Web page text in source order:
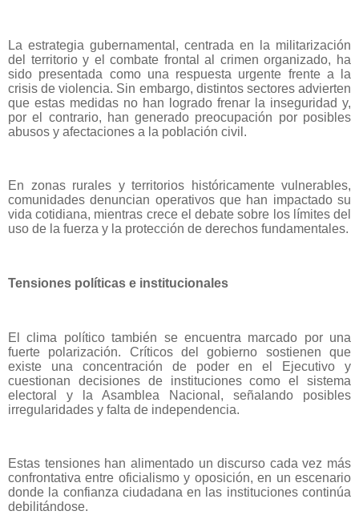
La estrategia gubernamental, centrada en la militarización
del territorio y el combate frontal al crimen organizado, ha
sido presentada como una respuesta urgente frente a la
crisis de violencia. Sin embargo, distintos sectores advierten
que estas medidas no han logrado frenar la inseguridad y,
por el contrario, han generado preocupación por posibles
abusos y afectaciones a la población civil.
En zonas rurales y territorios históricamente vulnerables,
comunidades denuncian operativos que han impactado su
vida cotidiana, mientras crece el debate sobre los límites del
uso de la fuerza y la protección de derechos fundamentales.
Tensiones políticas e institucionales
El clima político también se encuentra marcado por una
fuerte polarización. Críticos del gobierno sostienen que
existe una concentración de poder en el Ejecutivo y
cuestionan decisiones de instituciones como el sistema
electoral y la Asamblea Nacional, señalando posibles
irregularidades y falta de independencia.
Estas tensiones han alimentado un discurso cada vez más
confrontativa entre oficialismo y oposición, en un escenario
donde la confianza ciudadana en las instituciones continúa
debilitándose.